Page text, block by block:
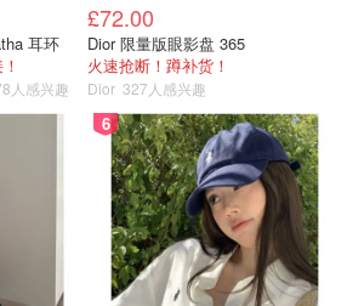
开始研究国家公园，长周末和假期带
Trees！😘
的全麦面包和muffin，尽量远离甜腻腻
耳环
人感兴趣
£72.00
Dior 限量版眼影盘 365
火速抢断！蹲补货！
Dior 327人感兴趣
6